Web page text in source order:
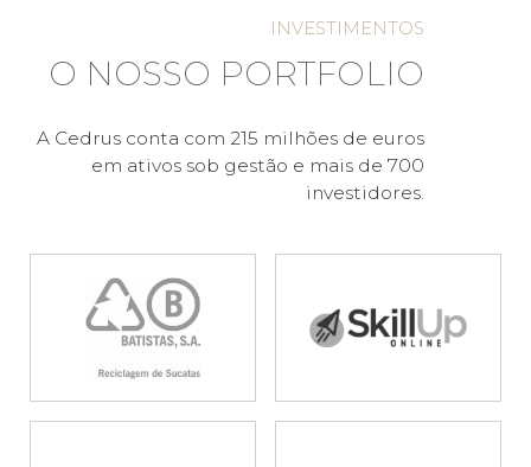
INVESTIMENTOS
O NOSSO PORTFOLIO
A Cedrus conta com 215 milhões de euros
em ativos sob gestão e mais de 700
investidores.